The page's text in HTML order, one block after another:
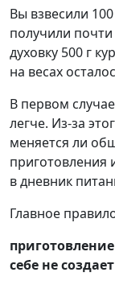
Вы взвесили
получили
духовку 500 г
на весах
В первом
легче. Из-за
меняется ли
приготовления
в дневник
Главное
себе не